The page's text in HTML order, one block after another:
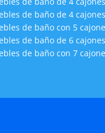
de baño de 4
de baño con 5
de baño de 6
de baño con 7